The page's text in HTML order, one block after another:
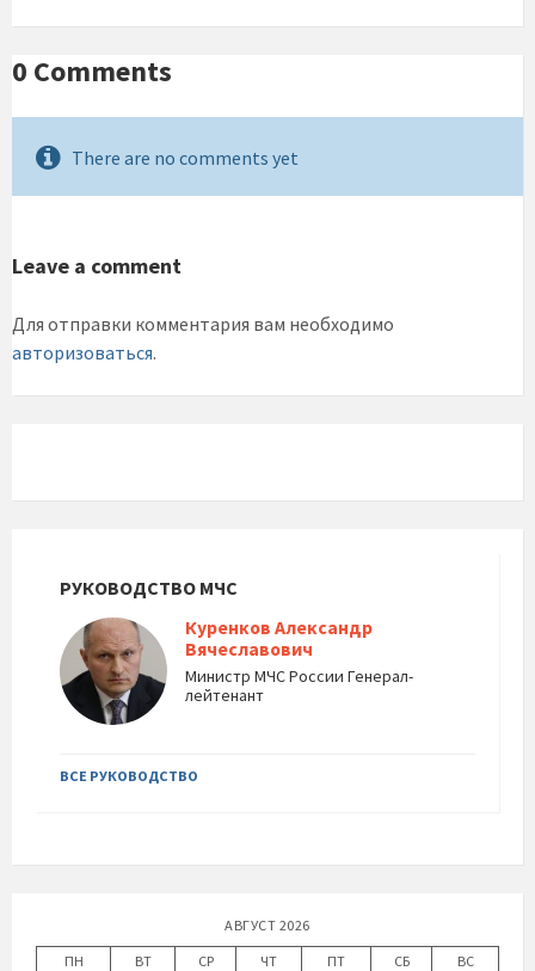
0 Comments
There are no comments yet
Leave a comment
Для отправки комментария вам необходимо
авторизоваться.
РУКОВОДСТВО МЧС
Куренков Александр
Вячеславович
Министр МЧС России Генерал-
лейтенант
ВСЕ РУКОВОДСТВО
АВГУСТ 2026
ПН
ВТ СР ЧТ ПТ СБ
ВС